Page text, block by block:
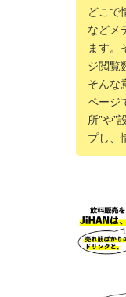
どこで
などメ
ます。
ジ閲覧
そんな
ページ
所”や”
プし、